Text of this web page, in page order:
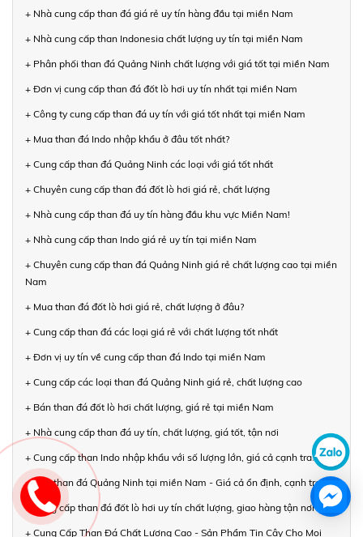
+ Nhà cung cấp than đá giá rẻ uy tín hàng đầu tại miền Nam
+ Nhà cung cấp than Indonesia chất lượng uy tín tại miền Nam
+ Phân phối than đá Quảng Ninh chất lượng với giá tốt tại miền Nam
+ Đơn vị cung cấp than đá đốt lò hơi uy tín nhất tại miền Nam
+ Công ty cung cấp than đá uy tín với giá tốt nhất tại miền Nam
+ Mua than đá Indo nhập khẩu ở đâu tốt nhất?
+ Cung cấp than đá Quảng Ninh các loại với giá tốt nhất
+ Chuyên cung cấp than đá đốt lò hơi giá rẻ, chất lượng
+ Nhà cung cấp than đá uy tín hàng đầu khu vực Miền Nam!
+ Nhà cung cấp than Indo giá rẻ uy tín tại miền Nam
+ Chuyên cung cấp than đá Quảng Ninh giá rẻ chất lượng cao tại miền
Nam
+ Mua than đá đốt lò hơi giá rẻ, chất lượng ở đâu?
+ Cung cấp than đá các loại giá rẻ với chất lượng tốt nhất
+ Đơn vị uy tín về cung cấp than đá Indo tại miền Nam
+ Cung cấp các loại than đá Quảng Ninh giá rẻ, chất lượng cao
+ Bán than đá đốt lò hơi chất lượng, giá rẻ tại miền Nam
+ Nhà cung cấp than đá uy tín, chất lượng, giá tốt, tận nơi
+ Cung cấp than Indo nhập khẩu với số lượng lớn, giá cả cạnh tranh
+ Bán than đá Quảng Ninh tại miền Nam - Giá cả ổn định, cạnh tranh
+ Cung cấp than đá đốt lò hơi uy tín chất lượng, giao hàng tận nơi
+ Cung Cấp Than Đá Chất Lượng Cao - Sản Phẩm Tin Cậy Cho Mọi